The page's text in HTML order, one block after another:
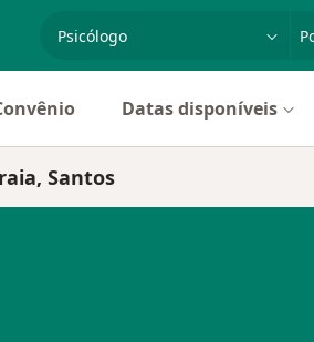
especialidade, doença ou nome
Datas disponíveis
Santos